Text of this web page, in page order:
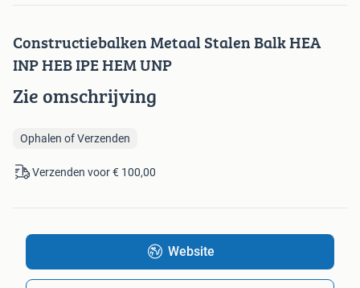
Constructiebalken Metaal Stalen Balk HEA
INP HEB IPE HEM UNP
Zie omschrijving
Ophalen of Verzenden
Verzenden voor € 100,00
Website